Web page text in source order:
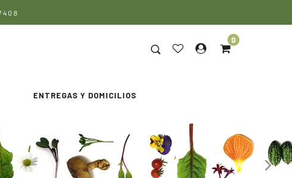
0
ENTREGAS Y DOMICILIOS